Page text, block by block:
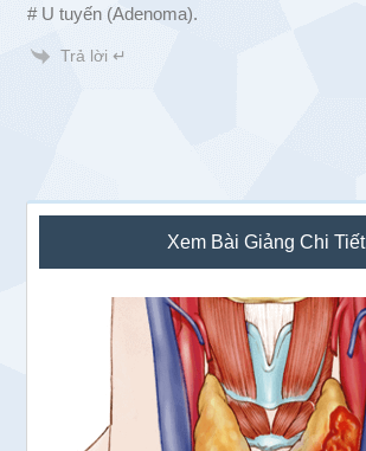
# U tuyến (Adenoma).
Trả lời ↵
Sidebar
chính
Xem Bài Giảng Chi Tiết